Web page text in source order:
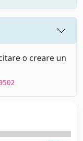
o creare un